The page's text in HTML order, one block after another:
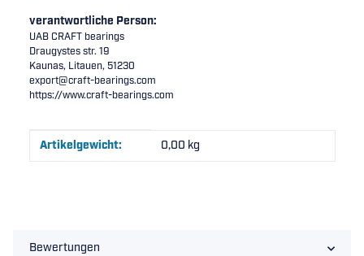
verantwortliche Person:
UAB CRAFT bearings
Draugystes str. 19
Kaunas, Litauen, 51230
export@craft-bearings.com
https://www.craft-bearings.com
Produkteigenschaft
Wert
Artikelgewicht: 0,00 kg
Bewertungen